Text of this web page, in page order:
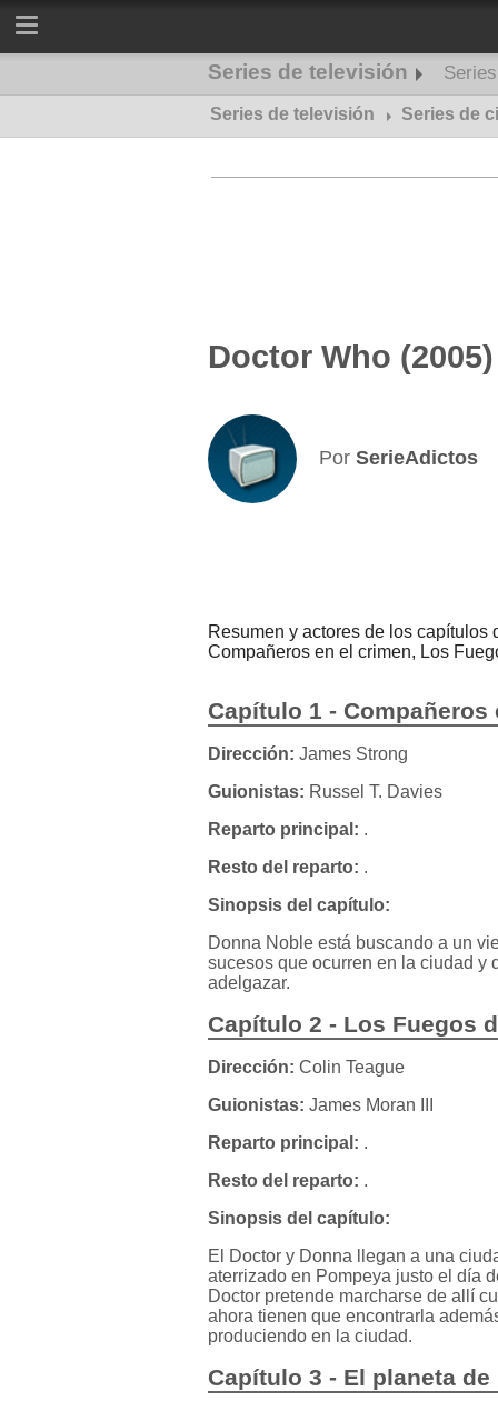
Series de televisión
Series de misterio
Series de televisión Series de
Doctor Who
Por SerieAdictos
Resumen y actores de los capítulos
Compañeros en el crimen, Los
Capítulo 1 - Compañeros
Dirección: James Strong
Guionistas: Russel T. Davies
Reparto principal: .
Resto del reparto: .
Sinopsis del capítulo:
Donna Noble está buscando a un
sucesos que ocurren en la ciudad y
adelgazar.
Capítulo 2 - Los Fuegos
Dirección: Colin Teague
Guionistas: James Moran III
Reparto principal: .
Resto del reparto: .
Sinopsis del capítulo:
El Doctor y Donna llegan a una
aterrizado en Pompeya justo el día
Doctor pretende marcharse de allí
ahora tienen que encontrarla
produciendo en la ciudad.
Capítulo 3 - El planeta de